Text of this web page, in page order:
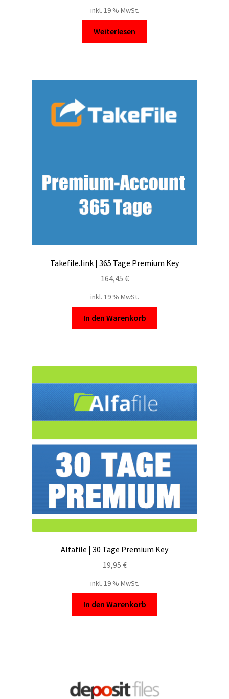
inkl. 19 % MwSt.
Weiterlesen
Takefile.link | 365 Tage Premium Key
164,45 €
inkl. 19 % MwSt.
In den Warenkorb
Alfafile | 30 Tage Premium Key
19,95 €
inkl. 19 % MwSt.
In den Warenkorb